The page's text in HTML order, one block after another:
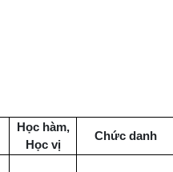
Học hàm,
Học vị
Chức danh